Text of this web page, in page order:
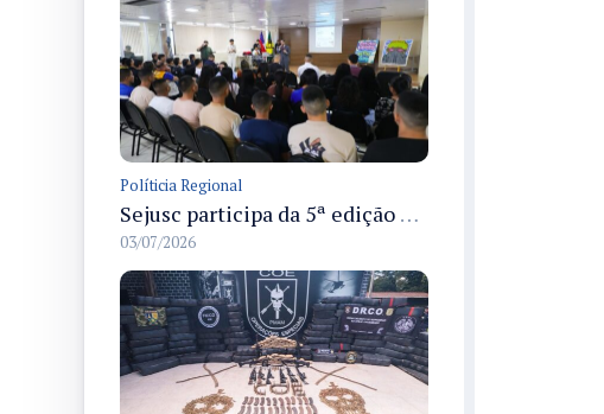
Políticia Regional
Sejusc participa da 5ª edição do Caminhos Literários com foco na cultura hip-hop nas unidades socioeducativas
03/07/2026